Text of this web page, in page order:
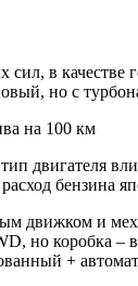
в качестве
но с
двигателя
бензина
движком и
но коробка –
+